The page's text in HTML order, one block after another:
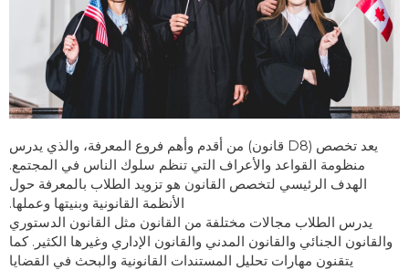
يعد تخصص (D8 قانون) من أقدم وأهم فروع المعرفة، والذي يدرس
منظومة القواعد والأعراف التي تنظم سلوك الناس في المجتمع.
الهدف الرئيسي لتخصص القانون هو تزويد الطلاب بالمعرفة حول
الأنظمة القانونية وبنيتها وعملها.
يدرس الطلاب مجالات مختلفة من القانون مثل القانون الدستوري
والقانون الجنائي والقانون المدني والقانون الإداري وغيرها الكثير. كما
يتقنون مهارات تحليل المستندات القانونية والبحث في القضايا